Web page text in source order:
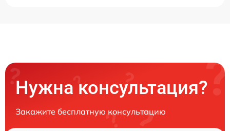
Нужна консультация?
Закажите бесплатную консультацию